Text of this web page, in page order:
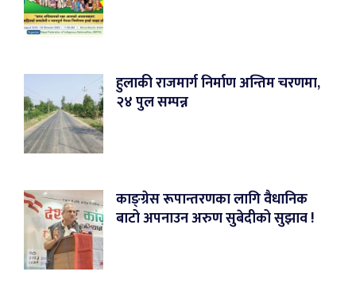
हुलाकी राजमार्ग निर्माण अन्तिम चरणमा,
२४ पुल सम्पन्न
काङ्ग्रेस रूपान्तरणका लागि वैधानिक
बाटो अपनाउन अरुण सुबेदीको सुझाव !